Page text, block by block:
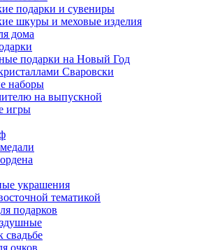
подарки и сувениры
шкуры и меховые изделия
дома
подарки на Новый Год
Сваровски
наборы
на выпускной
игры
украшения
тематикой
подарков
очков